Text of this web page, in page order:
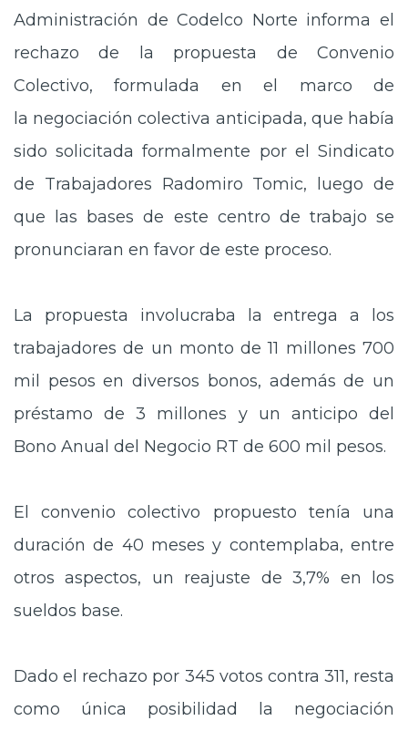
Transparencia activa
Canales de denuncia
Acceso trabajadores/as
Administración de Codelco Norte informa el
rechazo de la propuesta de Convenio
Colectivo, formulada en el marco de
la negociación colectiva anticipada, que había
sido solicitada formalmente por el Sindicato
de Trabajadores Radomiro Tomic, luego de
que las bases de este centro de trabajo se
pronunciaran en favor de este proceso.
La propuesta involucraba la entrega a los
trabajadores de un monto de 11 millones 700
mil pesos en diversos bonos, además de un
préstamo de 3 millones y un anticipo del
Bono Anual del Negocio RT de 600 mil pesos.
El convenio colectivo propuesto tenía una
duración de 40 meses y contemplaba, entre
otros aspectos, un reajuste de 3,7% en los
sueldos base.
Dado el rechazo por 345 votos contra 311, resta
como única posibilidad la negociación